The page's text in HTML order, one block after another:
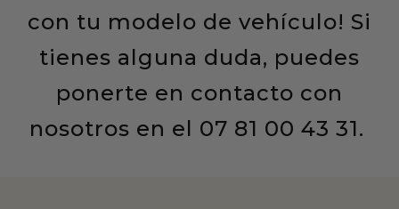
con tu modelo de vehículo! Si
tienes alguna duda, puedes
ponerte en contacto con
nosotros en el 07 81 00 43 31.